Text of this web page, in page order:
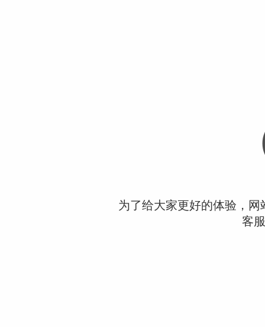
为了给大家更好的体验，
客